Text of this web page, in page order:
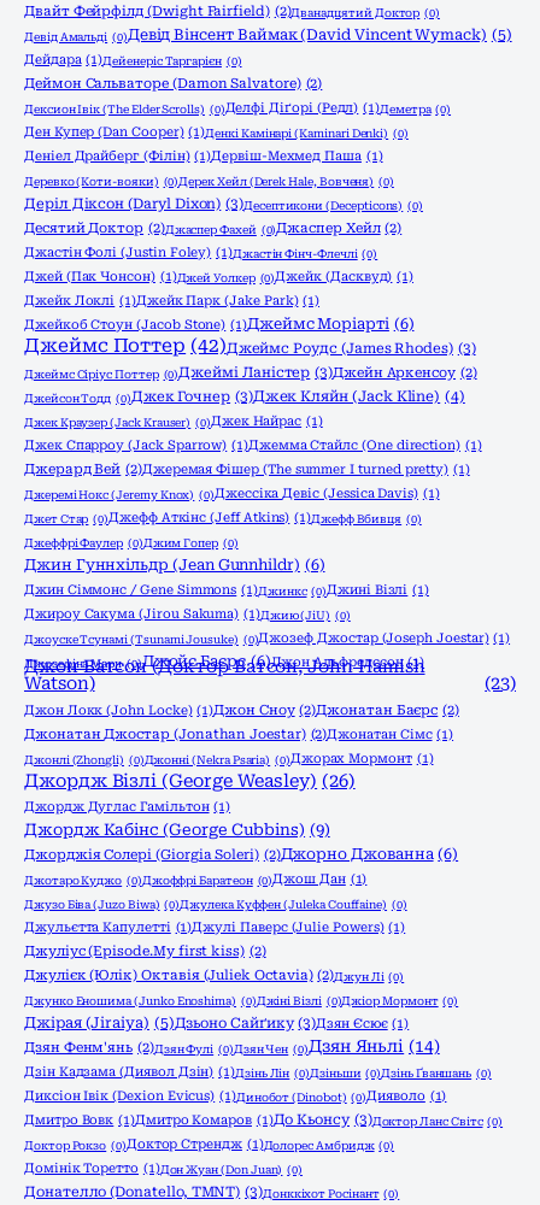
Двайт Фейрфілд (Dwight Fairfield) (2)Дванадцятий Доктор (0)
Девід Амальді (0)Девід Вінсент Ваймак (David Vincent Wymack) (5)
Дейдара (1)Дейенеріс Таргарієн (0)
Деймон Сальваторе (Damon Salvatore) (2)
Дексион Івік (The Elder Scrolls) (0)Делфі Діґорі (Редл) (1)Деметра (0)
Ден Купер (Dan Cooper) (1)Денкі Камінарі (Kaminari Denki) (0)
Деніел Драйберг (Філін) (1)Дервіш-Мехмед Паша (1)
Деревко (Коти-вояки) (0)Дерек Хейл (Derek Hale, Вовченя) (0)
Деріл Діксон (Daryl Dixon) (3)Десептикони (Decepticons) (0)
Десятий Доктор (2)Джаспер Фахей (0)Джаспер Хейл (2)
Джастін Фолі (Justin Foley) (1)Джастін Фінч-Флечлі (0)
Джей (Пак Чонсон) (1)Джей Уолкер (0)Джейк (Дасквуд) (1)
Джейк Локлі (1)Джейк Парк (Jake Park) (1)
Джейкоб Стоун (Jacob Stone) (1)Джеймс Моріарті (6)
Джеймс Поттер (42)Джеймс Роудс (James Rhodes) (3)
Джеймс Сіріус Поттер (0)Джеймі Ланістер (3)Джейн Аркенсоу (2)
Джейсон Тодд (0)Джек Гочнер (3)Джек Кляйн (Jack Kline) (4)
Джек Краузер (Jack Krauser) (0)Джек Найрас (1)
Джек Спарроу (Jack Sparrow) (1)Джемма Стайлс (One direction) (1)
Джерард Вей (2)Джеремая Фішер (The summer I turned pretty) (1)
Джеремі Нокс (Jeremy Knox) (0)Джессіка Девіс (Jessica Davis) (1)
Джет Стар (0)Джефф Аткінс (Jeff Atkins) (1)Джефф Вбивця (0)
Джеффрі Фаулер (0)Джим Гопер (0)
Джин Гуннхільдр (Jean Gunnhildr) (6)
Джин Сіммонс / Gene Simmons (1)Джинкс (0)Джині Візлі (1)
Джироу Сакума (Jirou Sakuma) (1)Джию (JiU) (0)
Джоyске Тсунамі (Tsunami Jousuke) (0)Джозеф Джостар (Joseph Joestar) (1)
Джозефіна Марч (0)Джойс Баєрс (6)Джон Альфредссон (1)
Джон Ватсон (Доктор Ватсон, John Hamish
Watson)
(23)
Джон Локк (John Locke) (1)Джон Сноу (2)Джонатан Баєрс (2)
Джонатан Джостар (Jonathan Joestar) (2)Джонатан Сімс (1)
Джонлі (Zhongli) (0)Джонні (Nekra Psaria) (0)Джорах Мормонт (1)
Джордж Візлі (George Weasley) (26)
Джордж Дуглас Гамільтон (1)
Джордж Кабінс (George Cubbins) (9)
Джорджія Солері (Giorgia Soleri) (2)Джорно Джованна (6)
Джотаро Куджо (0)Джоффрі Баратеон (0)Джош Дан (1)
Джузо Біва (Juzo Biwa) (0)Джулека Куффен (Juleka Couffaine) (0)
Джульєтта Капулетті (1)Джулі Паверс (Julie Powers) (1)
Джуліус (Episode.My first kiss) (2)
Джулієк (Юлік) Октавія (Juliek Octavia) (2)Джун Лі (0)
Джунко Еношима (Junko Enoshima) (0)Джіні Візлі (0)Джіор Мормонт (0)
Джірая (Jiraiya) (5)Дзьоно Сайґику (3)Дзян Єсює (1)
Дзян Фенм'янь (2)Дзян Фулі (0)Дзян Чен (0)Дзян Яньлі (14)
Дзін Кадзама (Диявол Дзін) (1)Дзінь Лін (0)Дзіньши (0)Дзінь Ґваншань (0)
Диксіон Івік (Dexion Evicus) (1)Динобот (Dinobot) (0)Дияволо (1)
Дмитро Вовк (1)Дмитро Комаров (1)До Кьонсу (3)Доктор Ланс Світс (0)
Доктор Рокзо (0)Доктор Стрендж (1)Долорес Амбридж (0)
Домінік Торетто (1)Дон Жуан (Don Juan) (0)
Донателло (Donatello, TMNT) (3)Донккіхот Росінант (0)